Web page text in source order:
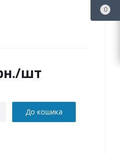
/шт
До кошика
0